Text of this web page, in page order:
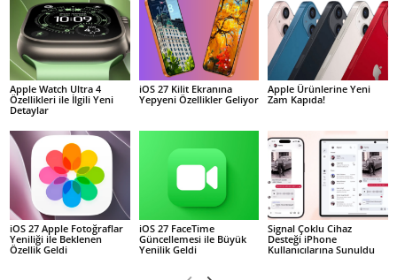
Apple Watch Ultra 4
Özellikleri ile İlgili Yeni
Detaylar
iOS 27 Kilit Ekranına
Yepyeni Özellikler Geliyor
Apple Ürünlerine Yeni
Zam Kapıda!
iOS 27 Apple Fotoğraflar
Yeniliği ile Beklenen
Özellik Geldi
iOS 27 FaceTime
Güncellemesi ile Büyük
Yenilik Geldi
Signal Çoklu Cihaz
Desteği iPhone
Kullanıcılarına Sunuldu